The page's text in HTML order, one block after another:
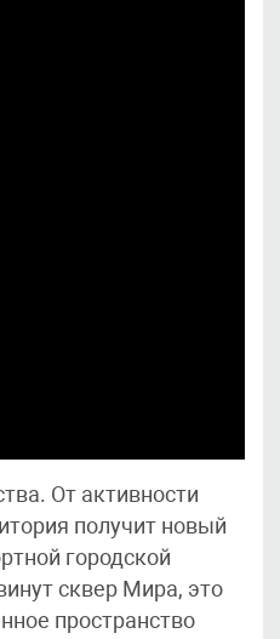
От активности
получит новый
городской
сквер Мира, это
пространство